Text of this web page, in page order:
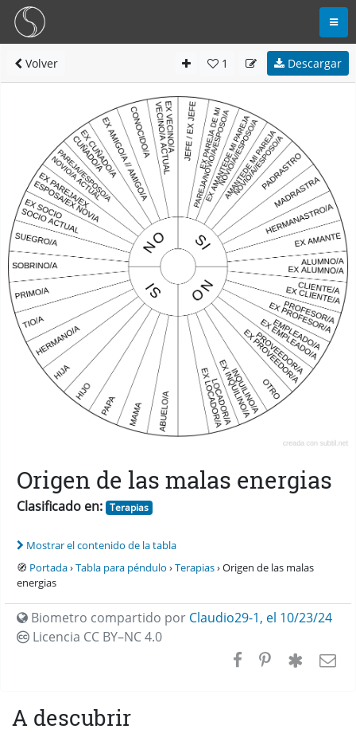
Volver 1 Descargar
Origen de las malas energias
Clasificado en: Terapias
Mostrar el contenido de la tabla
🧭 Portada›Tabla para péndulo ›Terapias› Origen de las malas
energias
Biometro compartido por Claudio29-1, el 10/23/24
Licencia CC BY–NC 4.0
A descubrir